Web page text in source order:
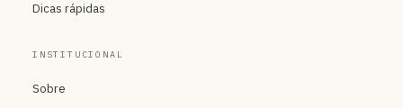
Dicas rápidas
INSTITUCIONAL
Sobre